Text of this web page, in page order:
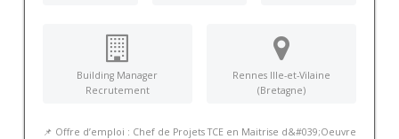
Building Manager
Recrutement
Rennes Ille-et-Vilaine
(Bretagne)
📌 Offre d’emploi : Chef de Projets TCE en Maitrise d&#039;Oeuvre